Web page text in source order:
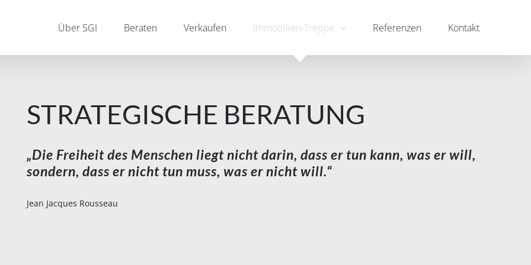
Über SGI Beraten Verkaufen Immobilien-Treppe Referenzen Kontakt
STRATEGISCHE BERATUNG
„Die Freiheit des Menschen liegt nicht darin, dass er tun kann, was er will,
sondern, dass er nicht tun muss, was er nicht will.“
Jean Jacques Rousseau